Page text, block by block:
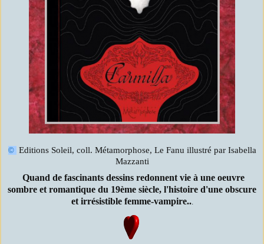
© Editions Soleil, coll. Métamorphose, Le Fanu illustré par Isabella
Mazzanti
Quand de fascinants dessins redonnent vie à une oeuvre
sombre et romantique du 19ème siècle, l'histoire d'une obscure
et irrésistible femme-vampire...